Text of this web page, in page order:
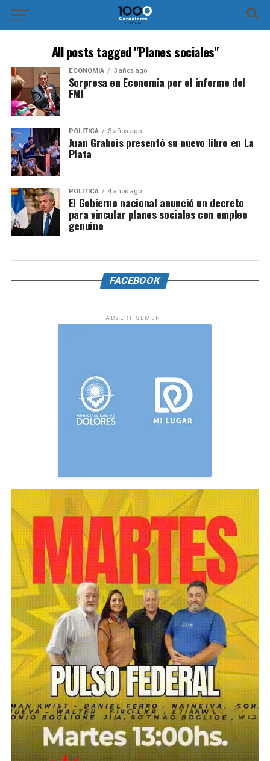
All posts tagged "Planes sociales"
ECONOMÍA 3 años ago
Sorpresa en Economía por el informe del
FMI
POLÍTICA 3 años ago
Juan Grabois presentó su nuevo libro en La
Plata
POLÍTICA 4 años ago
El Gobierno nacional anunció un decreto
para vincular planes sociales con empleo
genuino
FACEBOOK
ADVERTISEMENT